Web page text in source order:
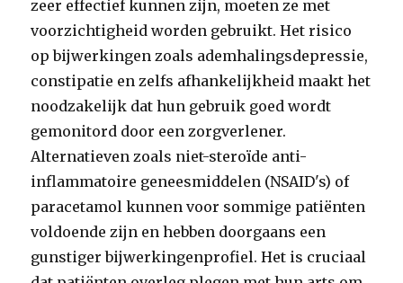
zeer effectief kunnen zijn, moeten ze met
voorzichtigheid worden gebruikt. Het risico
op bijwerkingen zoals ademhalingsdepressie,
constipatie en zelfs afhankelijkheid maakt het
noodzakelijk dat hun gebruik goed wordt
gemonitord door een zorgverlener.
Alternatieven zoals niet-steroïde anti-
inflammatoire geneesmiddelen (NSAID's) of
paracetamol kunnen voor sommige patiënten
voldoende zijn en hebben doorgaans een
gunstiger bijwerkingenprofiel. Het is cruciaal